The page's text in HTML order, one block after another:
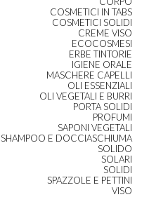
COSMETICI IN TABS
COSMETICI SOLIDI
CREME VISO
ECOCOSMESI
ERBE TINTORIE
IGIENE ORALE
MASCHERE CAPELLI
OLI ESSENZIALI
OLI VEGETALI E BURRI
PORTA SOLIDI
PROFUMI
SAPONI VEGETALI
SHAMPOO E DOCCIASCHIUMA
SOLIDO
SOLARI
SOLIDI
SPAZZOLE E PETTINI
VISO